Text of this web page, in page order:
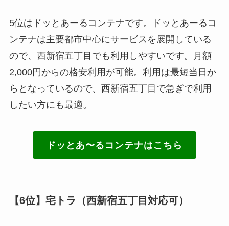
5位はドッとあーるコンテナです。ドッとあーるコ
ンテナは主要都市中心にサービスを展開している
ので、西新宿五丁目でも利用しやすいです。月額
2,000円からの格安利用が可能。利用は最短当日か
らとなっているので、西新宿五丁目で急ぎで利用
したい方にも最適。
ドッとあ〜るコンテナはこちら
【6位】宅トラ（西新宿五丁目対応可）